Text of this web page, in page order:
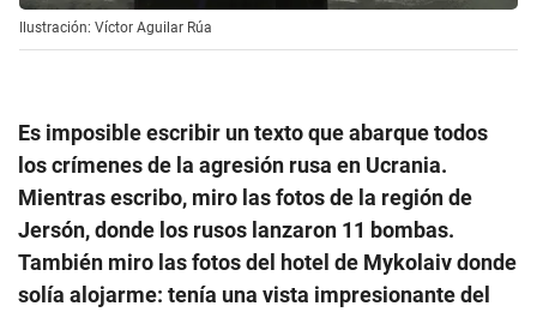
Ilustración: Víctor Aguilar Rúa
Es imposible escribir un texto que abarque todos
los crímenes de la agresión rusa en Ucrania.
Mientras escribo, miro las fotos de la región de
Jersón, donde los rusos lanzaron 11 bombas.
También miro las fotos del hotel de Mykolaiv donde
solía alojarme: tenía una vista impresionante del